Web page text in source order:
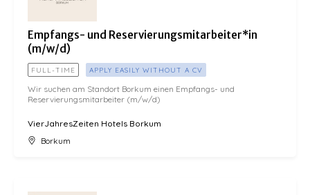
Empfangs- und Reservierungsmitarbeiter*in
(m/w/d)
FULL-TIME APPLY EASILY WITHOUT A CV
Wir suchen am Standort Borkum einen Empfangs- und
Reservierungsmitarbeiter (m/w/d)
VierJahresZeiten Hotels Borkum
Borkum